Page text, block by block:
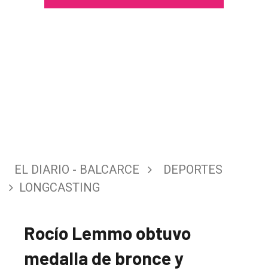
EL DIARIO - BALCARCE
DEPORTES
LONGCASTING
Rocío Lemmo obtuvo
medalla de bronce y